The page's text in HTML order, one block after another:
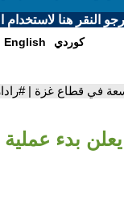
النقر هنا لاستخدام
English كوردي
في قطاع غزة |
بدء